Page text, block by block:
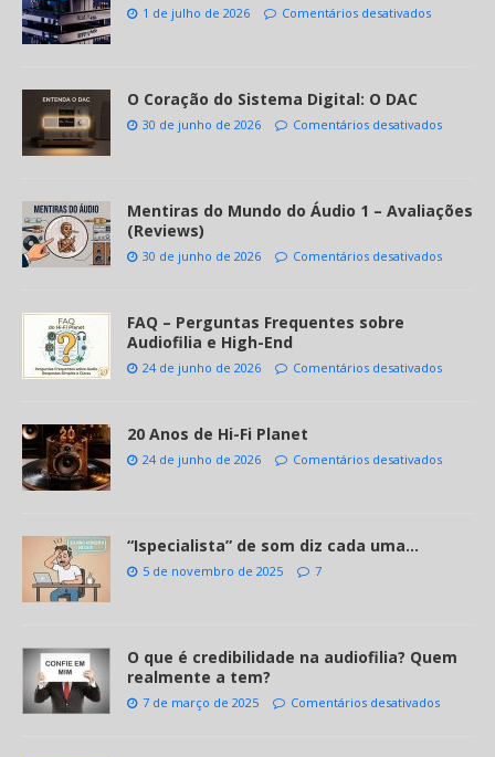
1 de julho de 2026 Comentários desativados
O Coração do Sistema Digital: O DAC
30 de junho de 2026 Comentários desativados
Mentiras do Mundo do Áudio 1 – Avaliações
(Reviews)
30 de junho de 2026 Comentários desativados
FAQ – Perguntas Frequentes sobre
Audiofilia e High-End
24 de junho de 2026 Comentários desativados
20 Anos de Hi-Fi Planet
24 de junho de 2026 Comentários desativados
“Ispecialista” de som diz cada uma…
5 de novembro de 2025 7
O que é credibilidade na audiofilia? Quem
realmente a tem?
7 de março de 2025 Comentários desativados